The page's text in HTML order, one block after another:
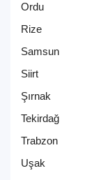
Ordu
Rize
Samsun
Siirt
Şırnak
Tekirdağ
Trabzon
Uşak